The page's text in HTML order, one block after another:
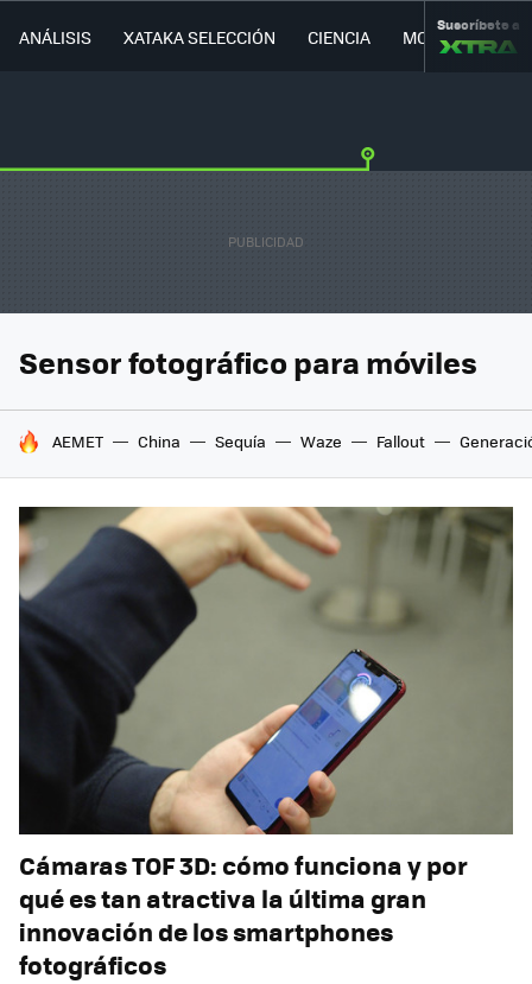
ANÁLISIS XATAKA SELECCIÓN CIENCIA MOVILIDAD
Suscríbete a
Sensor fotográfico para móviles
HOY SE HABLA DE
AEMET China Sequía Waze Fallout
Cámaras TOF 3D: cómo funciona y por
qué es tan atractiva la última gran
innovación de los smartphones
fotográficos